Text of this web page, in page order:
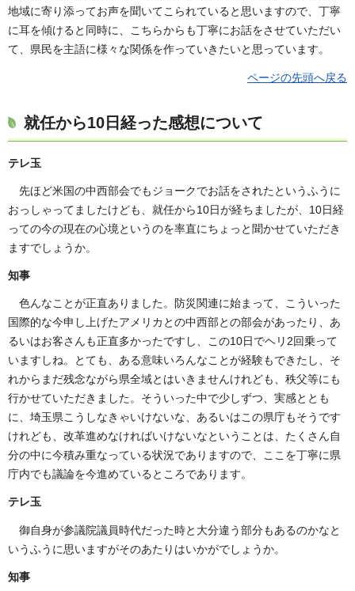
地域に寄り添ってお声を聞いてこられていると思いますので、丁寧
に耳を傾けると同時に、こちらからも丁寧にお話をさせていただい
て、県民を主語に様々な関係を作っていきたいと思っています。
ページの先頭へ戻る
就任から10日経った感想について
テレ玉
先ほど米国の中西部会でもジョークでお話をされたというふうに
おっしゃってましたけども、就任から10日が経ちましたが、10日経
っての今の現在の心境というのを率直にちょっと聞かせていただき
ますでしょうか。
知事
色んなことが正直ありました。防災関連に始まって、こういった
国際的な今申し上げたアメリカとの中西部との部会があったり、あ
るいはお客さんも正直多かったですし、この10日でヘリ2回乗って
いますしね。とても、ある意味いろんなことが経験もできたし、そ
れからまだ残念ながら県全域とはいきませんけれども、秩父等にも
行かせていただきました。そういった中で少しずつ、実感ととも
に、埼玉県こうしなきゃいけないな、あるいはこの県庁もそうです
けれども、改革進めなければいけないなということは、たくさん自
分の中に今積み重なっている状況でありますので、ここを丁寧に県
庁内でも議論を今進めているところであります。
テレ玉
御自身が参議院議員時代だった時と大分違う部分もあるのかなと
いうふうに思いますがそのあたりはいかがでしょうか。
知事